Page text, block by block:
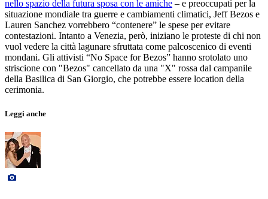
nello spazio della futura sposa con le amiche – e preoccupati per la
situazione mondiale tra guerre e cambiamenti climatici, Jeff Bezos e
Lauren Sanchez vorrebbero “contenere” le spese per evitare
contestazioni. Intanto a Venezia, però, iniziano le proteste di chi non
vuol vedere la città lagunare sfruttata come palcoscenico di eventi
mondani. Gli attivisti “No Space for Bezos” hanno srotolato uno
striscione con "Bezos" cancellato da una "X" rossa dal campanile
della Basilica di San Giorgio, che potrebbe essere location della
cerimonia.
Leggi anche